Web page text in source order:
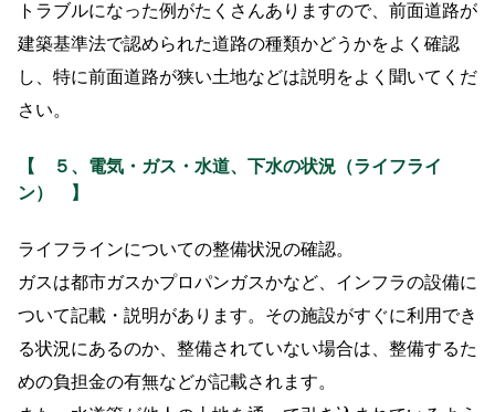
トラブルになった例がたくさんありますので、前面道路が
建築基準法で認められた道路の種類かどうかをよく確認
し、特に前面道路が狭い土地などは説明をよく聞いてくだ
さい。
【
５、電気・ガス・水道、下水の状況（ライフライ
ン）
】
ライフラインについての整備状況の確認。
ガスは都市ガスかプロパンガスかなど、インフラの設備に
ついて記載・説明があります。その施設がすぐに利用でき
る状況にあるのか、整備されていない場合は、整備するた
めの負担金の有無などが記載されます。